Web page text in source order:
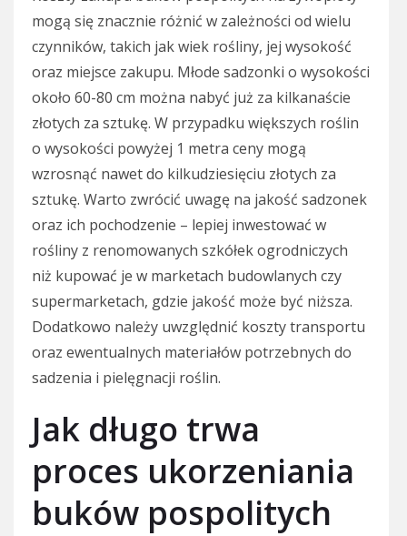
mogą się znacznie różnić w zależności od wielu
czynników, takich jak wiek rośliny, jej wysokość
oraz miejsce zakupu. Młode sadzonki o wysokości
około 60-80 cm można nabyć już za kilkanaście
złotych za sztukę. W przypadku większych roślin
o wysokości powyżej 1 metra ceny mogą
wzrosnąć nawet do kilkudziesięciu złotych za
sztukę. Warto zwrócić uwagę na jakość sadzonek
oraz ich pochodzenie – lepiej inwestować w
rośliny z renomowanych szkółek ogrodniczych
niż kupować je w marketach budowlanych czy
supermarketach, gdzie jakość może być niższa.
Dodatkowo należy uwzględnić koszty transportu
oraz ewentualnych materiałów potrzebnych do
sadzenia i pielęgnacji roślin.
Jak długo trwa
proces ukorzeniania
buków pospolitych